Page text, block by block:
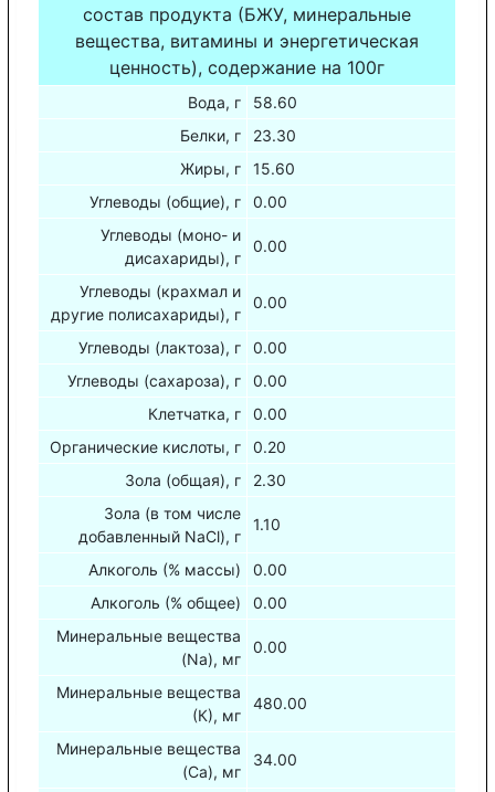
состав продукта (БЖУ, минеральные
вещества, витамины и энергетическая
ценность), содержание на 100г
Вода, г
58.60
Белки, г
23.30
Жиры, г
15.60
Углеводы (общие), г
0.00
Углеводы (моно- и
дисахариды), г
0.00
Углеводы (крахмал и
другие полисахариды), г
0.00
Углеводы (лактоза), г
0.00
Углеводы (сахароза), г
0.00
Клетчатка, г
0.00
Органические кислоты, г
0.20
Зола (общая), г
2.30
Зола (в том числе
добавленный NaCl), г
1.10
Алкоголь (% массы)
0.00
Алкоголь (% общее)
0.00
Минеральные вещества
(Na), мг
0.00
Минеральные вещества
(К), мг
480.00
Минеральные вещества
(Са), мг
34.00